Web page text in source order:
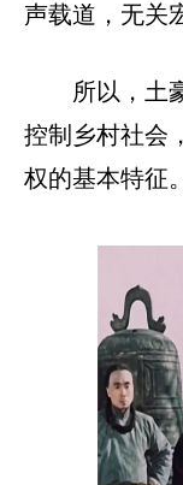
声载道，无关
所以，土
控制乡村社会
权的基本特征。